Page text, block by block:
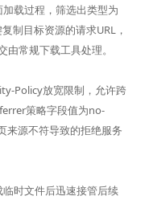
载过程，筛选出类型为
制目标资源的请求URL，
常规下载工具处理。
Policy放宽限制，允许跨
策略字段值为no-
源不符导致的拒绝服务
时文件后迅速接管后续